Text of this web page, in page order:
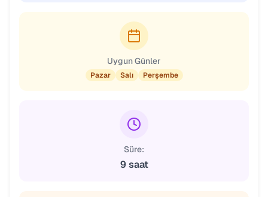
Uygun Günler
Pazar Salı Perşembe
Süre:
9 saat